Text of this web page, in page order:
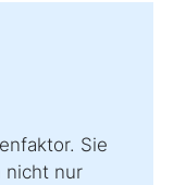
Sie
nicht nur